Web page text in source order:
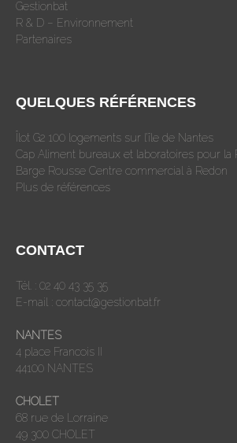
Gestionbat
R & D – Environnement
Partenaires
QUELQUES RÉFÉRENCES
Îlot G2 100 logements sur l’île de Nantes
Cap Aliment bureaux et laboratoires pour la
Barge Rousse Centre commercial à Redon
Plus de références
CONTACT
Tél. : 02 40 43 35 35
E-mail : contact@gestionbat.fr
NANTES
4 place Francois II
44100 NANTES
CHOLET
68 rue de Lorraine
49 300 CHOLET